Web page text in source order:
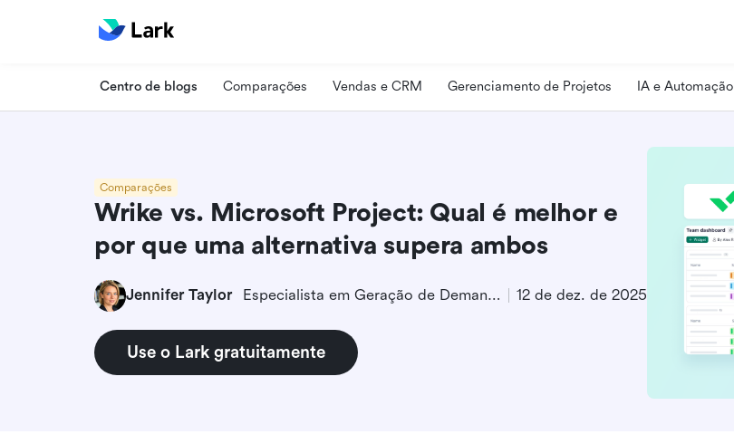
Centro de blogs Comparações Vendas e CRM Gerenciamento de Projetos IA e Automação
Comparações
Wrike vs. Microsoft Project: Qual é melhor e
por que uma alternativa supera ambos
Jennifer Taylor Especialista em Geração de Demanda de Produto 12 de dez. de 2025
Use o Lark gratuitamente